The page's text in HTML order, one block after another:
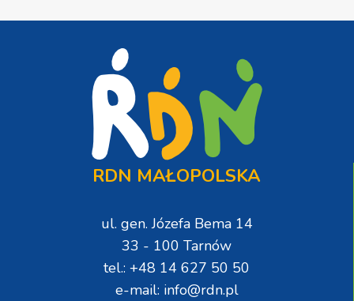
RDN MAŁOPOLSKA
ul. gen. Józefa Bema 14
33 - 100 Tarnów
tel.: +48 14 627 50 50
e-mail: info@rdn.pl